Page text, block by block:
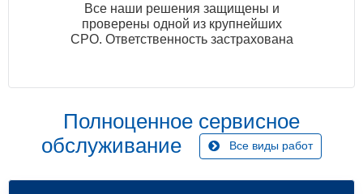
Все наши решения защищены и
проверены одной из крупнейших
СРО. Ответственность застрахована
Полноценное сервисное
обслуживание
Все виды работ